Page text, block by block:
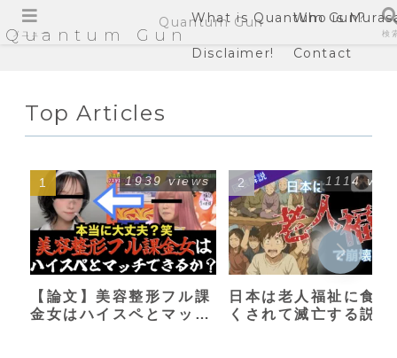
Quantum Gun
What is Quantum Gun?
Who is
Disclaimer! Contact
Top Articles
【論文】美容整形フル課
金女はハイスペとマッチ
1939 views
日本は老人福祉に食い
くされて滅亡する説
1114
メニュー
Quantum Gun
検